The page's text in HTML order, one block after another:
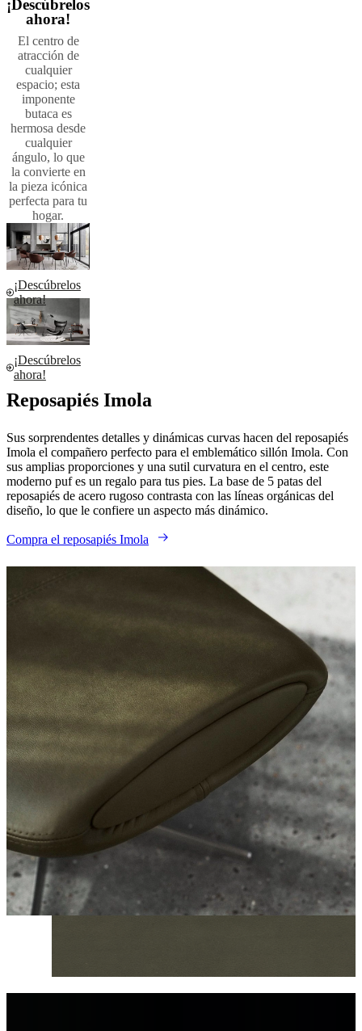
¡Descúbrelos
ahora!
El centro de
atracción de
cualquier
espacio; esta
imponente
butaca es
hermosa desde
cualquier
ángulo, lo que
la convierte en
la pieza icónica
perfecta para tu
hogar.
¡Descúbrelos
ahora!
¡Descúbrelos
ahora!
Reposapiés Imola
Sus sorprendentes detalles y dinámicas curvas hacen del reposapiés
Imola el compañero perfecto para el emblemático sillón Imola. Con
sus amplias proporciones y una sutil curvatura en el centro, este
moderno puf es un regalo para tus pies. La base de 5 patas del
reposapiés de acero rugoso contrasta con las líneas orgánicas del
diseño, lo que le confiere un aspecto más dinámico.
Compra el reposapiés Imola